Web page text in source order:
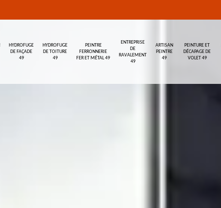
HYDROFUGE
DE FAÇADE
49
HYDROFUGE
DE TOITURE
49
PEINTRE
FERRONNERIE
FER ET MÉTAL 49
ENTREPRISE
DE
RAVALEMENT
49
ARTISAN
PEINTRE
49
PEINTURE ET
DÉCAPAGE DE
VOLET 49